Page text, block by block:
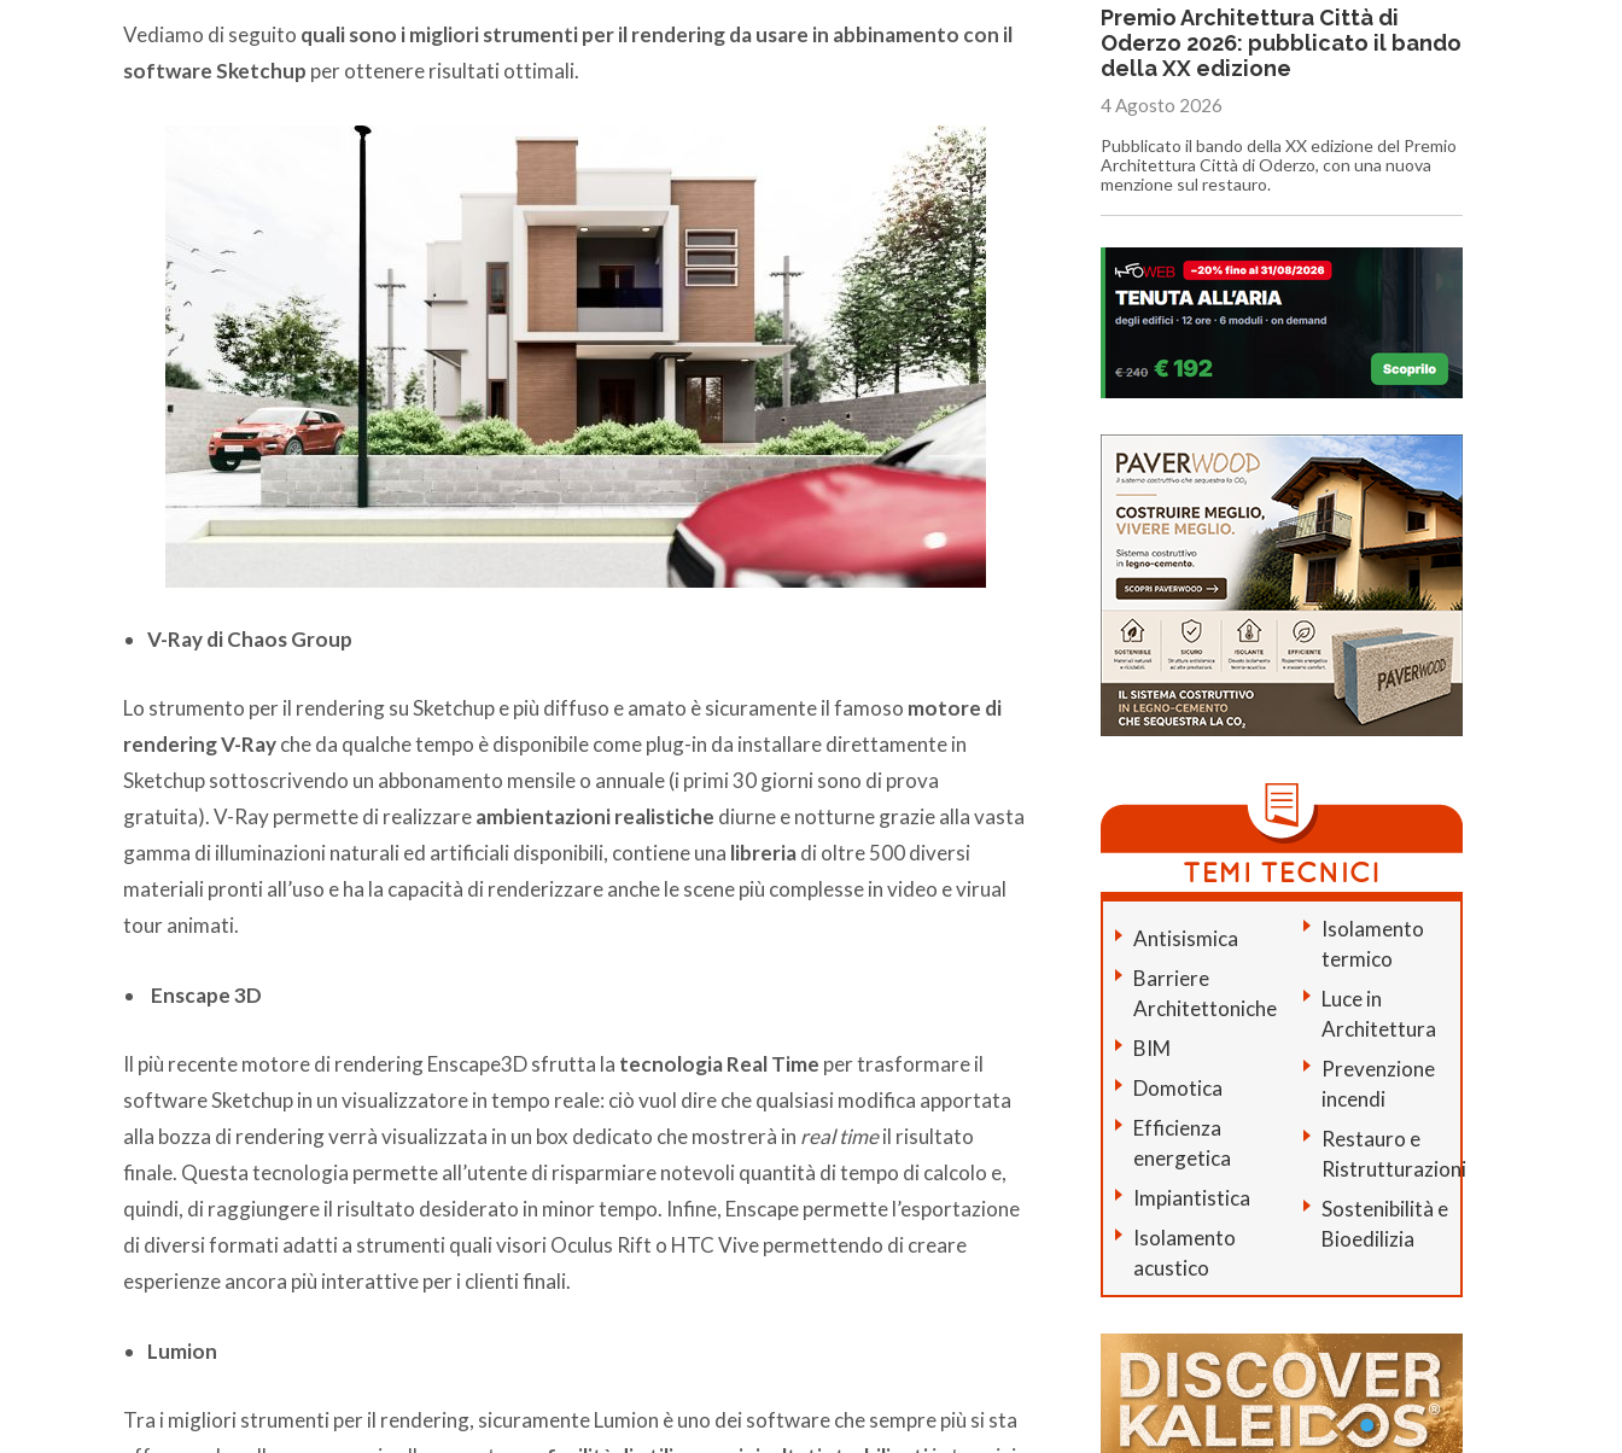
Vediamo di seguito quali sono i migliori strumenti per il rendering da usare in abbinamento con il
software Sketchup per ottenere risultati ottimali.
V-Ray di Chaos Group
Lo strumento per il rendering su Sketchup e più diffuso e amato è sicuramente il famoso motore di
rendering V-Rayche da qualche tempo è disponibile come plug-in da installare direttamente in
Sketchup sottoscrivendo un abbonamento mensile o annuale (i primi 30 giorni sono di prova
gratuita). V-Ray permette di realizzareambientazioni realistiche diurne e notturne grazie alla vasta
gamma di illuminazioni naturali ed artificiali disponibili, contiene una libreriadi oltre 500 diversi
materiali pronti all’uso e ha la capacità di renderizzare anche le scene più complesse in video e virual
tour animati.
Enscape 3D
Il più recente motore di rendering Enscape3D sfrutta la tecnologia Real Time per trasformare il
software Sketchup in un visualizzatore in tempo reale: ciò vuol dire che qualsiasi modifica apportata
alla bozza di rendering verrà visualizzata in un box dedicato che mostrerà in real timeil risultato
finale. Questa tecnologia permette all’utente di risparmiare notevoli quantità di tempo di calcolo e,
quindi, di raggiungere il risultato desiderato in minor tempo. Infine, Enscape permette l’esportazione
di diversi formati adatti a strumenti quali visori Oculus Rift o HTC Vive permettendo di creare
esperienze ancora più interattive per i clienti finali.
Lumion
Tra i migliori strumenti per il rendering, sicuramente Lumion è uno dei software che sempre più si sta
Premio Architettura Città di
Oderzo 2026: pubblicato il bando
della XX edizione
4 Agosto 2026
Pubblicato il bando della XX edizione del Premio
Architettura Città di Oderzo, con una nuova
menzione sul restauro.
Antisismica
Barriere
Architettoniche
BIM
Domotica
Efficienza
energetica
Impiantistica
Isolamento
acustico
Isolamento
termico
Luce in
Architettura
Prevenzione
incendi
Restauro e
Ristrutturazioni
Sostenibilità e
Bioedilizia